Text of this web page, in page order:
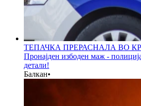
ТЕПАЧКА ПРЕРАСНАЛА ВО
Пронајден избоден маж -
детали!
Балкан•